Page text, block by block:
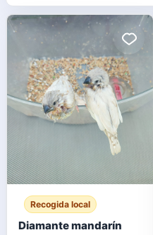
Recogida local
Diamante mandarín